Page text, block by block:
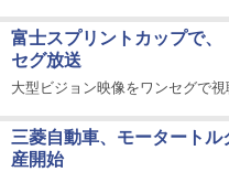
富士スプリントカップで
セグ放送
大型ビジョン映像をワンセグで視
三菱自動車、モータート
産開始